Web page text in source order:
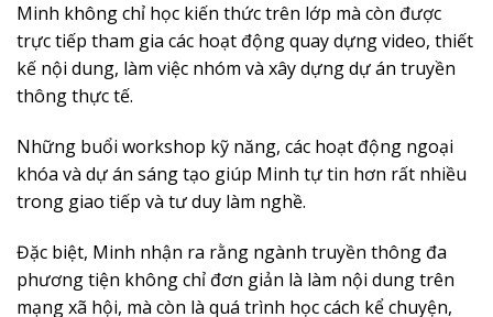
Minh không chỉ học kiến thức trên lớp mà còn được
trực tiếp tham gia các hoạt động quay dựng video, thiết
kế nội dung, làm việc nhóm và xây dựng dự án truyền
thông thực tế.
Những buổi workshop kỹ năng, các hoạt động ngoại
khóa và dự án sáng tạo giúp Minh tự tin hơn rất nhiều
trong giao tiếp và tư duy làm nghề.
Đặc biệt, Minh nhận ra rằng ngành truyền thông đa
phương tiện không chỉ đơn giản là làm nội dung trên
mạng xã hội, mà còn là quá trình học cách kể chuyện,